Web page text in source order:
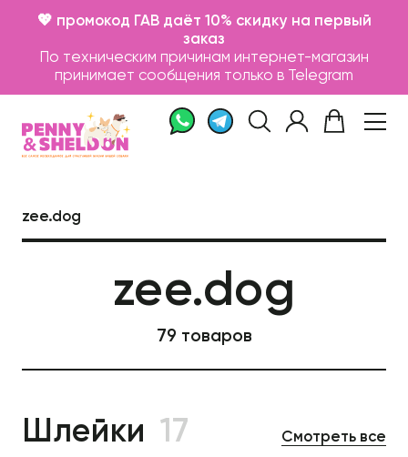
💖 промокод ГАВ даёт 10% скидку на первый
заказ
По техническим причинам интернет-магазин
принимает сообщения только в Telegram
zee.dog
zee.dog
79 товаров
Шлейки 17 Смотреть все